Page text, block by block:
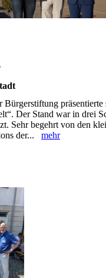
präsentierte
Der Stand war ‎in drei
Sehr begehrt von den
‎der... mehr